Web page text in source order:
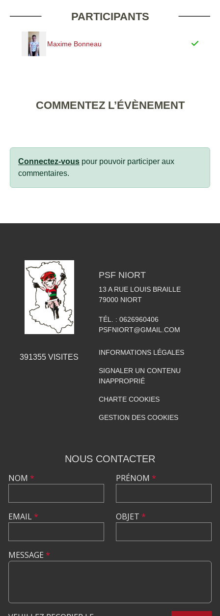
PARTICIPANTS
Maxime Bonneau
COMMENTEZ L’ÉVÈNEMENT
Connectez-vous pour pouvoir participer aux
commentaires.
391355 VISITES
PSF NIORT
13 A RUE LOUIS BRAILLE
79000 NIORT
TÉL. : 0626960406
PSFNIORT@GMAIL.COM
INFORMATIONS LÉGALES
SIGNALER UN CONTENU
INAPPROPRIÉ
CHARTE COOKIES
GESTION DES COOKIES
NOUS CONTACTER
NOM *
EMAIL*
PRÉNOM *
OBJET *
MESSAGE *